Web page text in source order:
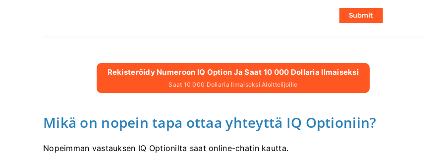
Rekisteröidy Numeroon IQ Option Ja Saat 10 000 Dollaria Ilmaiseksi
Saat 10 000 Dollaria Ilmaiseksi Aloittelijoille
Mikä on nopein tapa ottaa yhteyttä IQ Optioniin?
Nopeimman vastauksen IQ Optionilta saat online-chatin kautta.